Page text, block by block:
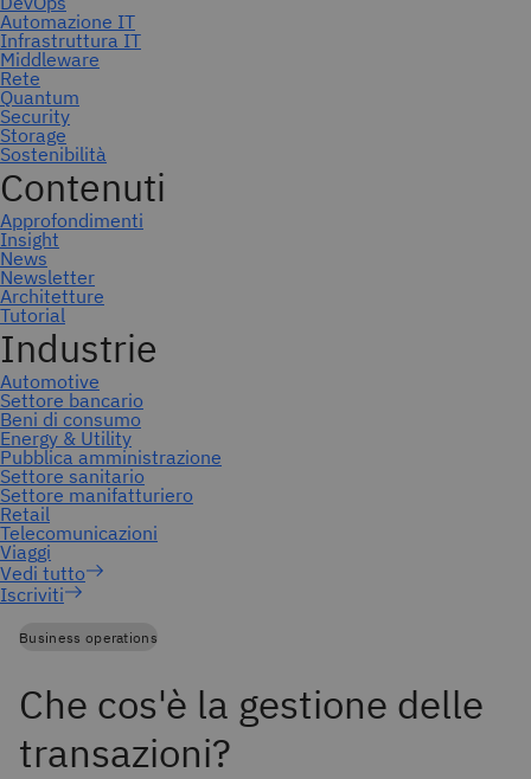
Iscriviti
Business operations
Che cos'è la gestione delle
transazioni?